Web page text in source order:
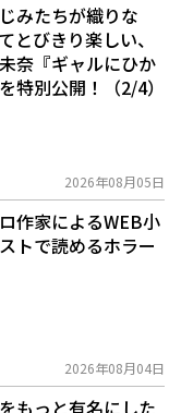
みたちが織りな
とびきり楽しい、
奈『ギャルにひか
特別公開！（2/4）
2026年08月05日
作家によるWEB小
トで読めるホラー
2026年08月04日
もっと有名にした